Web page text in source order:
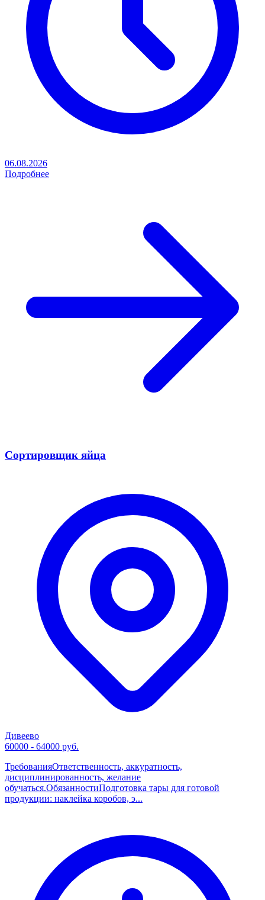
06.08.2026
Подробнее
Сортировщик яйца
Дивеево
60000 - 64000 руб.
ТребованияОтветственность, аккуратность,
дисциплинированность, желание
обучаться.ОбязанностиПодготовка тары для готовой
продукции: наклейка коробов, э...